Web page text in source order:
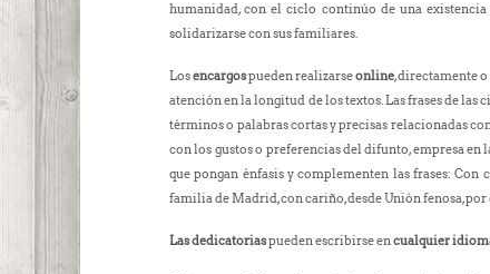
humanidad, con el ciclo continúo de una
solidarizarse con sus familiares.
Losencargospueden realizarseonline, directamente
atención en la longitud de los textos. Las frases de las
términos o palabras cortas y precisas relacionadas
con los gustos o preferencias del difunto, empresa en
que pongan énfasis y complementen las frases:
familia de Madrid, con cariño, desde Unión fenosa, por
Las dedicatoriaspueden escribirse encualquier